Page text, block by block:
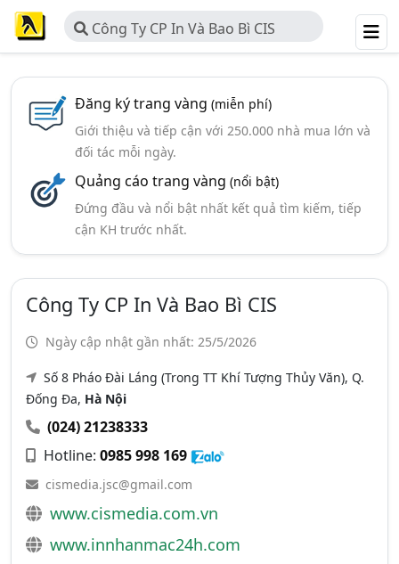
Công Ty CP In Và Bao Bì CIS
Đăng ký trang vàng (miễn phí)
Giới thiệu và tiếp cận với 250.000 nhà mua lớn và
đối tác mỗi ngày.
Quảng cáo trang vàng (nổi bật)
Đứng đầu và nổi bật nhất kết quả tìm kiếm, tiếp
cận KH trước nhất.
Công Ty CP In Và Bao Bì CIS
Ngày cập nhật gần nhất: 25/5/2026
Số 8 Pháo Đài Láng (Trong TT Khí Tượng Thủy Văn), Q.
Đống Đa, Hà Nội
(024) 21238333
Hotline: 0985 998 169
cismedia.jsc@gmail.com
www.cismedia.com.vn
www.innhanmac24h.com